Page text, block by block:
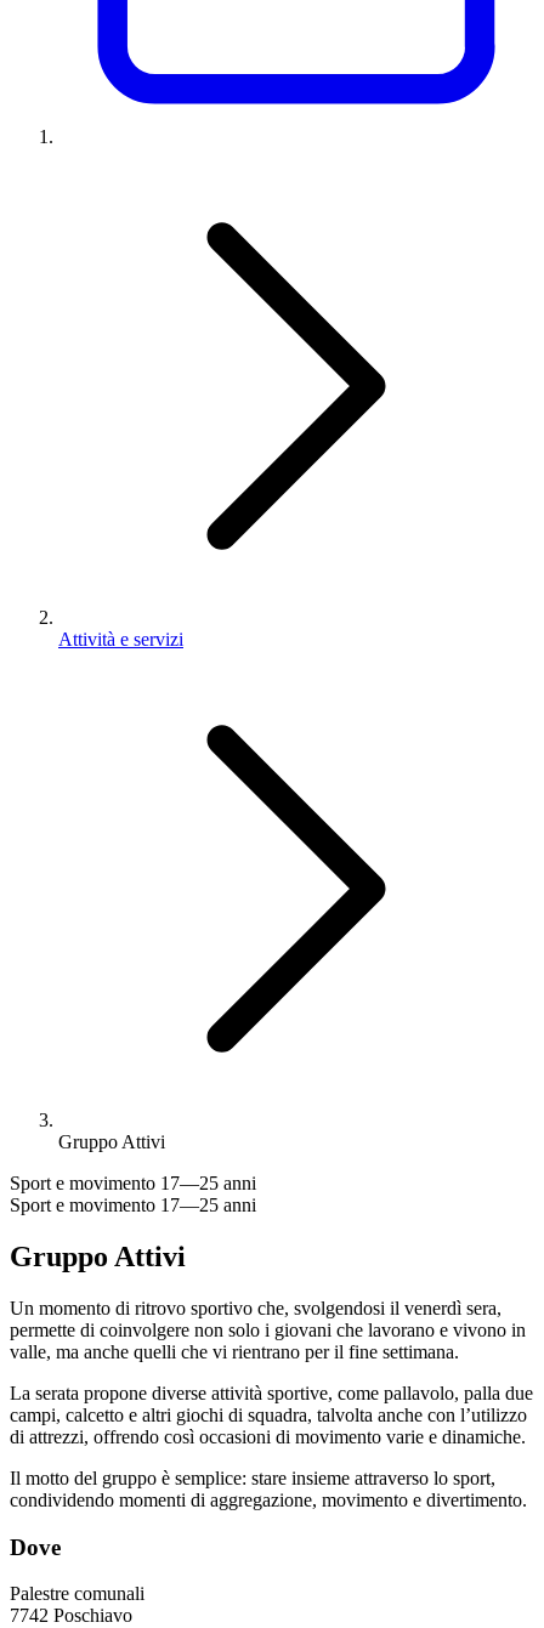
Attività e servizi
Gruppo Attivi
Sport e movimento 17—25 anni
Sport e movimento 17—25 anni
Gruppo Attivi
Un momento di ritrovo sportivo che, svolgendosi il venerdì sera,
permette di coinvolgere non solo i giovani che lavorano e vivono in
valle, ma anche quelli che vi rientrano per il fine settimana.
La serata propone diverse attività sportive, come pallavolo, palla due
campi, calcetto e altri giochi di squadra, talvolta anche con l’utilizzo
di attrezzi, offrendo così occasioni di movimento varie e dinamiche.
Il motto del gruppo è semplice: stare insieme attraverso lo sport,
condividendo momenti di aggregazione, movimento e divertimento.
Dove
Palestre comunali
7742 Poschiavo